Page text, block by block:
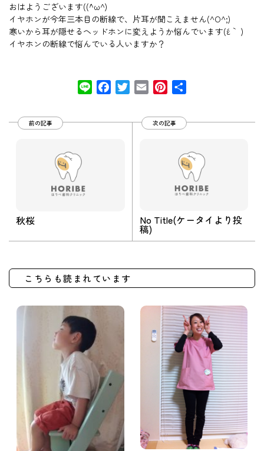
おはようございます((´^ω^)
イヤホンが今年三本目の断線で、片耳が聞こえません(^O^;)
寒いから耳が隠せるヘッドホンに変えようか悩んでいます(´ε｀ )
イヤホンの断線で悩んでいる人いますか？
Line FacebookTwitter
Email Pinterest
前の記事
秋桜
次の記事
No Title(ケータイより投
稿)
こちらも読まれています